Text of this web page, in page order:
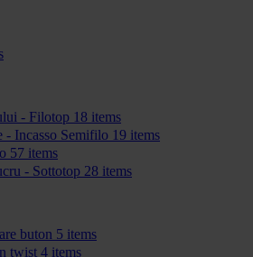
- Filotop 18 items
- Incasso Semifilo 19 items
57 items
- Sottotop 28 items
buton 5 items
twist 4 items